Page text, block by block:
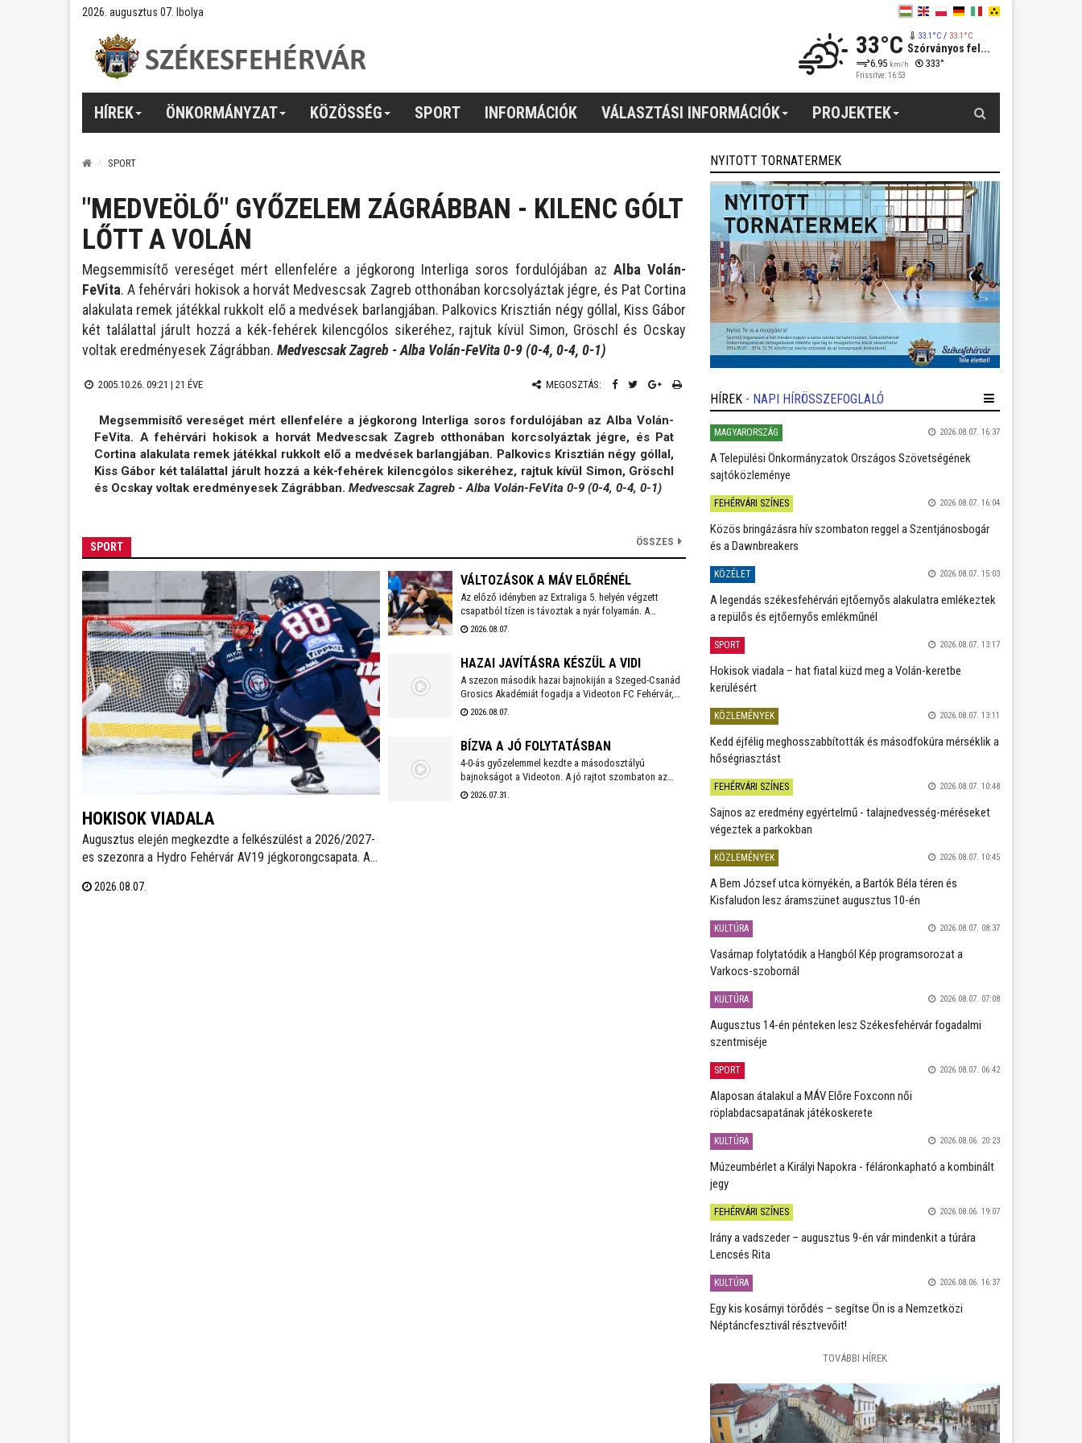
2026. augusztus 07. Ibolya
33°C 33.1°C/ 33.1°C
Szórványos fel...
6.95 km/h 333°
Frissítve: 16:53
HÍREK ÖNKORMÁNYZAT KÖZÖSSÉG SPORT INFORMÁCIÓK VÁLASZTÁSI INFORMÁCIÓK PROJEKTEK
SPORT
"MEDVEÖLŐ" GYŐZELEM ZÁGRÁBBAN - KILENC GÓLT
LŐTT A VOLÁN
Megsemmisítő vereséget mért ellenfelére a jégkorong Interliga soros fordulójában az Alba Volán-
FeVita. A fehérvári hokisok a horvát Medvescsak Zagreb otthonában korcsolyáztak jégre, és Pat Cortina
alakulata remek játékkal rukkolt elő a medvések barlangjában. Palkovics Krisztián négy góllal, Kiss Gábor
két találattal járult hozzá a kék-fehérek kilencgólos sikeréhez, rajtuk kívül Simon, Gröschl és Ocskay
voltak eredményesek Zágrábban. Medvescsak Zagreb - Alba Volán-FeVita 0-9 (0-4, 0-4, 0-1)
2005.10.26. 09:21 | 21 ÉVE MEGOSZTÁS:
Megsemmisítő vereséget mért ellenfelére a jégkorong Interliga soros fordulójában az Alba Volán-
FeVita. A fehérvári hokisok a horvát Medvescsak Zagreb otthonában korcsolyáztak jégre, és Pat
Cortina alakulata remek játékkal rukkolt elő a medvések barlangjában. Palkovics Krisztián négy góllal,
Kiss Gábor két találattal járult hozzá a kék-fehérek kilencgólos sikeréhez, rajtuk kívül Simon, Gröschl
és Ocskay voltak eredményesek Zágrábban. Medvescsak Zagreb - Alba Volán-FeVita 0-9 (0-4, 0-4, 0-1)
SPORT ÖSSZES
HOKISOK VIADALA
Augusztus elején megkezdte a felkészülést a 2026/2027-
es szezonra a Hydro Fehérvár AV19 jégkorongcsapata. Az
legjobb teljesítményt nyújtó játékos csatlakozhat a Volán
2026.08.07.
VÁLTOZÁSOK A MÁV ELŐRÉNÉL
Az előző idényben az Extraliga 5. helyén végzett
csapatból tízen is távoztak a nyár folyamán. A
holtszezonban reményteljes magyar és külföldi
2026/2027-es évadban is Kaszap Tamás felel.
2026.08.07.
HAZAI JAVÍTÁSRA KÉSZÜL A VIDI
A szezon második hazai bajnokiján a Szeged-Csanád
Grosics Akadémiát fogadja a Videoton FC Fehérvár,
amely a Kazincbarcika elleni vereséget követően
2026.08.07.
BÍZVA A JÓ FOLYTATÁSBAN
4-0-ás győzelemmel kezdte a másodosztályú
bajnokságot a Videoton. A jó rajtot szombaton az
első idegenbeli mérkőzés követi, a tavaly még NB I-es
2026.07.31.
NYITOTT TORNATERMEK
HÍREK - NAPI HÍRÖSSZEFOGLALÓ
MAGYARORSZÁG 2026.08.07. 16:37
A Települési Önkormányzatok Országos Szövetségének
sajtóközleménye
FEHÉRVÁRI SZÍNES 2026.08.07. 16:04
Közös bringázásra hív szombaton reggel a Szentjánosbogár
és a Dawnbreakers
KÖZÉLET 2026.08.07. 15:03
A legendás székesfehérvári ejtőernyős alakulatra emlékeztek
a repülős és ejtőernyős emlékműnél
SPORT 2026.08.07. 13:17
Hokisok viadala – hat fiatal küzd meg a Volán-keretbe
kerülésért
KÖZLEMÉNYEK 2026.08.07. 13:11
Kedd éjfélig meghosszabbították és másodfokúra mérséklik a
hőségriasztást
FEHÉRVÁRI SZÍNES 2026.08.07. 10:48
Sajnos az eredmény egyértelmű - talajnedvesség-méréseket
végeztek a parkokban
KÖZLEMÉNYEK 2026.08.07. 10:45
A Bem József utca környékén, a Bartók Béla téren és
Kisfaludon lesz áramszünet augusztus 10-én
KULTÚRA 2026.08.07. 08:37
Vasárnap folytatódik a Hangból Kép programsorozat a
Varkocs-szobornál
KULTÚRA 2026.08.07. 07:08
Augusztus 14-én pénteken lesz Székesfehérvár fogadalmi
szentmiséje
SPORT 2026.08.07. 06:42
Alaposan átalakul a MÁV Előre Foxconn női
röplabdacsapatának játékoskerete
KULTÚRA 2026.08.06. 20:23
Múzeumbérlet a Királyi Napokra - féláronkapható a kombinált
jegy
FEHÉRVÁRI SZÍNES 2026.08.06. 19:07
Irány a vadszeder – augusztus 9-én vár mindenkit a túrára
Lencsés Rita
KULTÚRA 2026.08.06. 16:37
Egy kis kosárnyi törődés – segítse Ön is a Nemzetközi
Néptáncfesztivál résztvevőit!
TOVÁBBI HÍREK